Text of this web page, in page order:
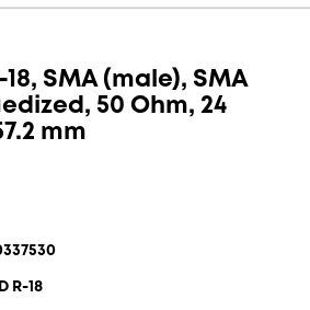
SMA (male), SMA
50 Ohm, 24
mm
R-18